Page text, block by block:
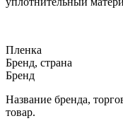
Пленка
Бренд, страна
Бренд
Название бренда,
товар.